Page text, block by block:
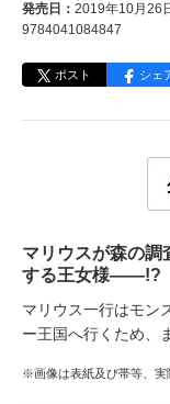
発売日： 2019年10月26
9784041084847
ポスト シェ
マリウスが森の調
する王女様――!?
マリウス一行はモン
ー王国へ行くため、
※画像は表紙及び帯等、実